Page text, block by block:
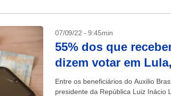
07/09/22 - 9:45min
55% dos que
dizem votar em
Entre os beneficiários do Auxilio
presidente da República Luiz Inácio